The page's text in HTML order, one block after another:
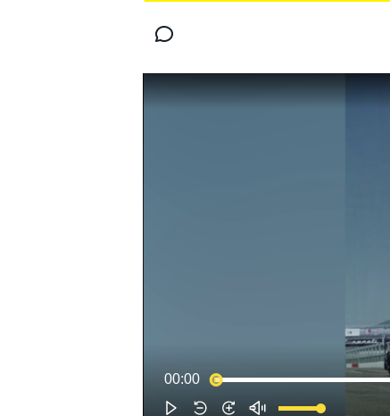
MOTOGP
00:00